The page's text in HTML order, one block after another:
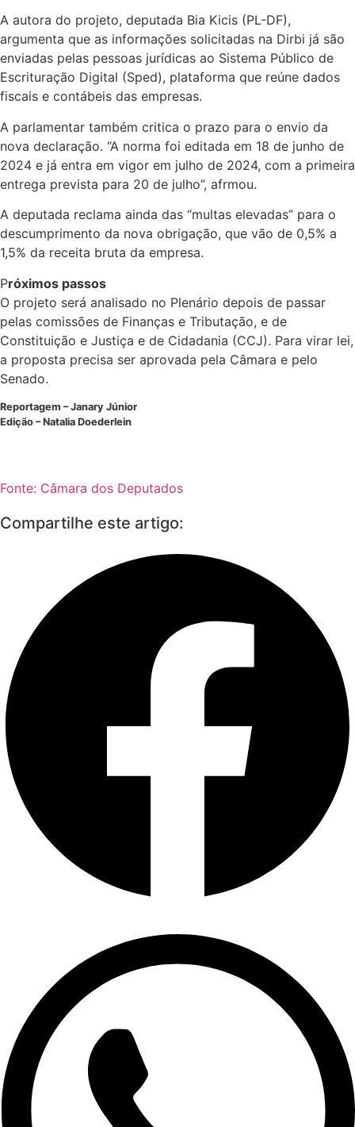
A autora do projeto, deputada Bia Kicis (PL-DF),
argumenta que as informações solicitadas na Dirbi já são
enviadas pelas pessoas jurídicas ao Sistema Público de
Escrituração Digital (Sped), plataforma que reúne dados
fiscais e contábeis das empresas.
A parlamentar também critica o prazo para o envio da
nova declaração. “A norma foi editada em 18 de junho de
2024 e já entra em vigor em julho de 2024, com a primeira
entrega prevista para 20 de julho”, afrmou.
A deputada reclama ainda das “multas elevadas” para o
descumprimento da nova obrigação, que vão de 0,5% a
1,5% da receita bruta da empresa.
Próximos passos
O projeto será analisado no Plenário depois de passar
pelas comissões de Finanças e Tributação, e de
Constituição e Justiça e de Cidadania (CCJ). Para virar lei,
a proposta precisa ser aprovada pela Câmara e pelo
Senado.
Reportagem – Janary Júnior
Edição – Natalia Doederlein
Fonte: Câmara dos Deputados
Compartilhe este artigo: